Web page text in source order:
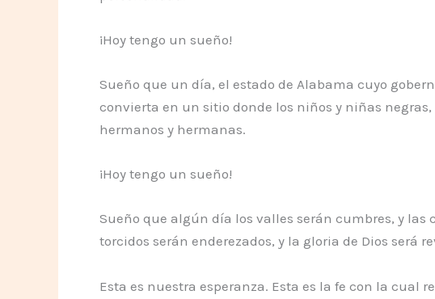
¡Hoy tengo un sueño!
Sueño que un día, el estado de Alabama cuyo
convierta en un sitio donde los niños y niñas
hermanos y hermanas.
¡Hoy tengo un sueño!
Sueño que algún día los valles serán cumbres, y
torcidos serán enderezados, y la gloria de Dios será
Esta es nuestra esperanza. Esta es la fe con la cual